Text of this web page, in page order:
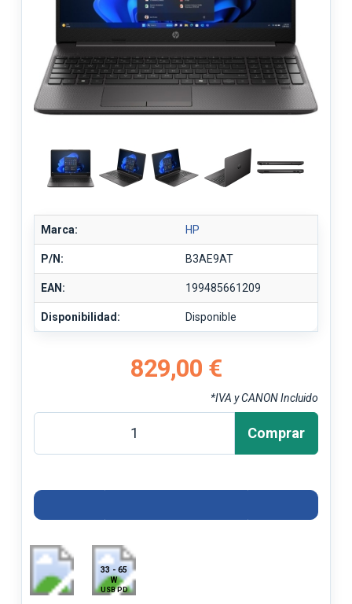
Marca: HP
P/N: B3AE9AT
EAN: 199485661209
Disponibilidad: Disponible
829,00 €
*IVA y CANON Incluido
Comprar
33 - 65
W
USB PD